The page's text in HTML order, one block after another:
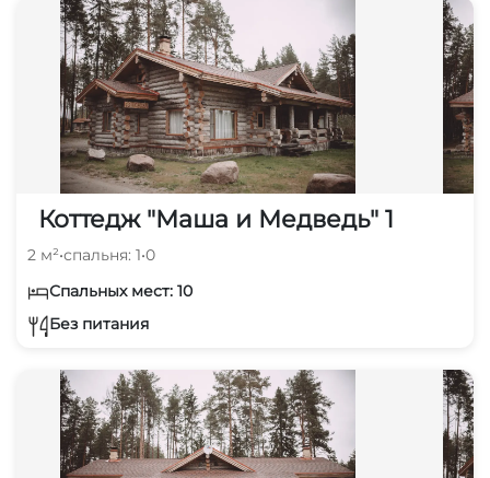
Коттедж "Маша и Медведь" 1
2 м²•спальня: 1•0
Спальных мест: 10
Без питания